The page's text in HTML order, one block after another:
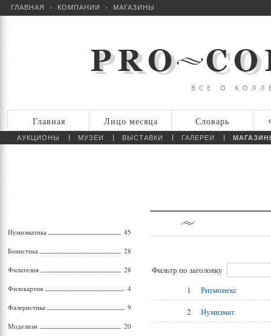
ГЛАВНАЯ КОМПАНИИ МАГАЗИНЫ
Главная Лицо месяца Словарь
АУКЦИОНЫ МУЗЕИ ВЫСТАВКИ ГАЛЕРЕИ
Фильтр по заголовку
1
Ритмонекс
2
Нумизмат
Нумизматика 45
Бонистика 28
Филателия 28
Филокартия 4
Фалеристика 9
Моделизм 20